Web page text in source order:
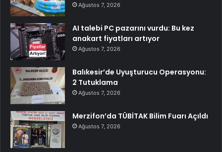
Ağustos 7, 2026
AI talebi PC pazarını vurdu: Bu kez
anakart fiyatları artıyor
Ağustos 7, 2026
Balıkesir’de Uyuşturucu Operasyonu:
2 Tutuklama
Ağustos 7, 2026
Merzifon’da TÜBİTAK Bilim Fuarı Açıldı
Ağustos 7, 2026